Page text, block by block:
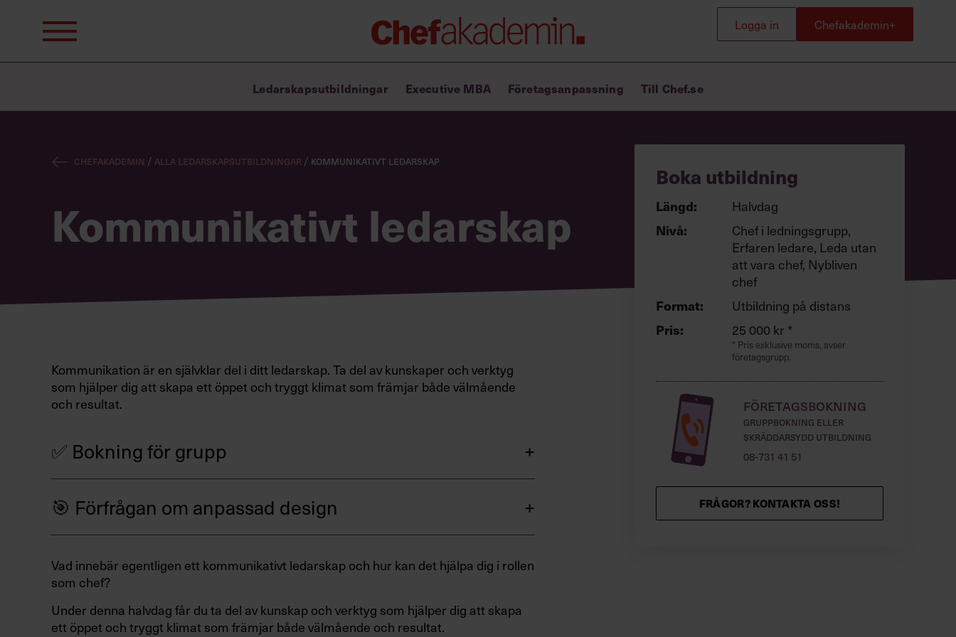
Logga in Chefakademin+
Logga in Chefakademin+
efter: Chefakademin+
Lyft ditt ledarskap med C+
Masterclass
Ledarskapstest
fickan
Populära
utbildningar
Leda utan att vara chef
ledare
Ledarskap för erfarna chefer och
ledare
Ledarskapsutbildningar Executive MBA Företagsanpassning Till Chef.se
Chefakademin /Alla ledarskapsutbildningar/ Kommunikativt ledarskap
Kommunikativt ledarskap
Kommunikation är en självklar del i ditt ledarskap. Ta del av kunskaper och verktyg
som hjälper dig att skapa ett öppet och tryggt klimat som främjar både välmående
och resultat.
✅ Bokning för grupp
🎯 Förfrågan om anpassad design
Vad innebär egentligen ett kommunikativt ledarskap och hur kan det hjälpa dig i rollen
som chef?
Under denna halvdag får du ta del av kunskap och verktyg som hjälper dig att skapa
ett öppet och tryggt klimat som främjar både välmående och resultat.
Boka utbildning
Längd:
Halvdag
Nivå:
Chef i ledningsgrupp,
Erfaren ledare, Leda utan
att vara chef, Nybliven
chef
Format:
Utbildning på distans
Pris:
25 000 kr *
* Pris exklusive moms, avser
företagsgrupp.
Företagsbokning
Gruppbokning eller
skräddarsydd utbildning
08-731 41 51
FRÅGOR? KONTAKTA OSS!